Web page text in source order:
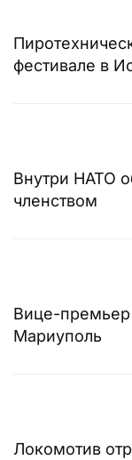
фестивале в
Внутри НАТО
членством
Вице-премьер
Мариуполь
Локомотив